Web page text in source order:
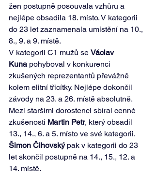
žen postupně posouvala vzhůru a
nejlépe obsadila 18. místo. V kategorii
do 23 let zaznamenala umístění na 10.,
8., 9. a 9. místě.
V kategorii C1 mužů se Václav
Kuna pohyboval v konkurenci
zkušených reprezentantů převážně
kolem elitní třicítky. Nejlépe dokončil
závody na 23. a 26. místě absolutně.
Mezi staršími dorostenci sbíral cenné
zkušenosti Martin Petr, který obsadil
13., 14., 6. a 5. místo ve své kategorii.
Šimon Čihovský pak v kategorii do 23
let skončil postupně na 14., 15., 12. a
14. místě.